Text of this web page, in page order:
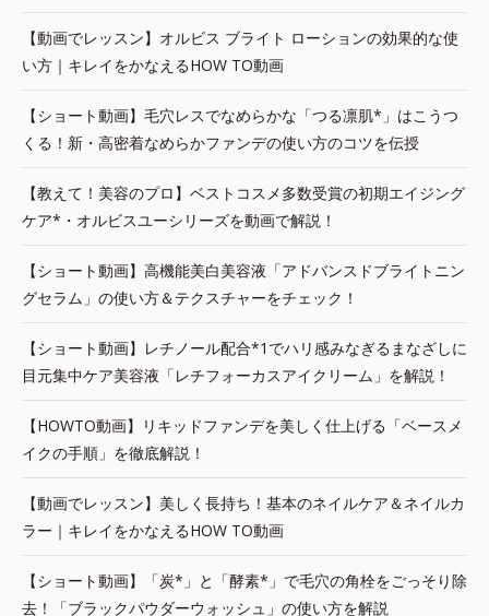
【動画でレッスン】オルビス ブライト ローションの効果的な使
い方｜キレイをかなえるHOW TO動画
【ショート動画】毛穴レスでなめらかな「つる凛肌*」はこうつ
くる！新・高密着なめらかファンデの使い方のコツを伝授
【教えて！美容のプロ】ベストコスメ多数受賞の初期エイジング
ケア*・オルビスユーシリーズを動画で解説！
【ショート動画】高機能美白美容液「アドバンスドブライトニン
グセラム」の使い方＆テクスチャーをチェック！
【ショート動画】レチノール配合*1でハリ感みなぎるまなざしに
目元集中ケア美容液「レチフォーカスアイクリーム」を解説！
【HOWTO動画】リキッドファンデを美しく仕上げる「ベースメ
イクの手順」を徹底解説！
【動画でレッスン】美しく長持ち！基本のネイルケア＆ネイルカ
ラー｜キレイをかなえるHOW TO動画
【ショート動画】「炭*」と「酵素*」で毛穴の角栓をごっそり除
去！「ブラックパウダーウォッシュ」の使い方を解説